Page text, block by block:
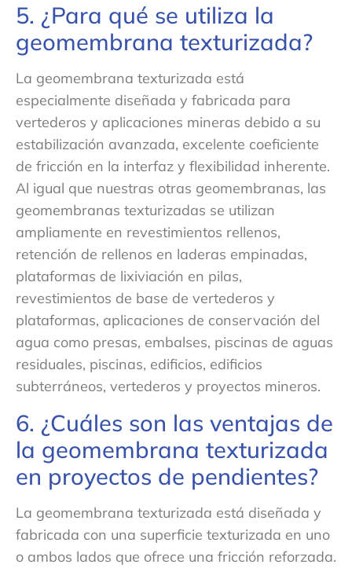
5. ¿Para qué se utiliza la
geomembrana texturizada?
La geomembrana texturizada está
especialmente diseñada y fabricada para
vertederos y aplicaciones mineras debido a su
estabilización avanzada, excelente coeficiente
de fricción en la interfaz y flexibilidad inherente.
Al igual que nuestras otras geomembranas, las
geomembranas texturizadas se utilizan
ampliamente en revestimientos rellenos,
retención de rellenos en laderas empinadas,
plataformas de lixiviación en pilas,
revestimientos de base de vertederos y
plataformas, aplicaciones de conservación del
agua como presas, embalses, piscinas de aguas
residuales, piscinas, edificios, edificios
subterráneos, vertederos y proyectos mineros.
6. ¿Cuáles son las ventajas de
la geomembrana texturizada
en proyectos de pendientes?
La geomembrana texturizada está diseñada y
fabricada con una superficie texturizada en uno
o ambos lados que ofrece una fricción reforzada.